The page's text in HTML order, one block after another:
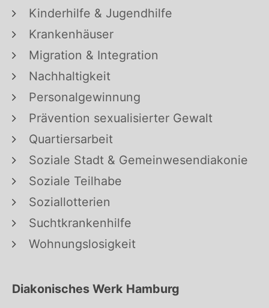
Kinderhilfe & Jugendhilfe
Krankenhäuser
Migration & Integration
Nachhaltigkeit
Personalgewinnung
Prävention sexualisierter Gewalt
Quartiersarbeit
Soziale Stadt & Gemeinwesendiakonie
Soziale Teilhabe
Soziallotterien
Suchtkrankenhilfe
Wohnungslosigkeit
Diakonisches Werk Hamburg